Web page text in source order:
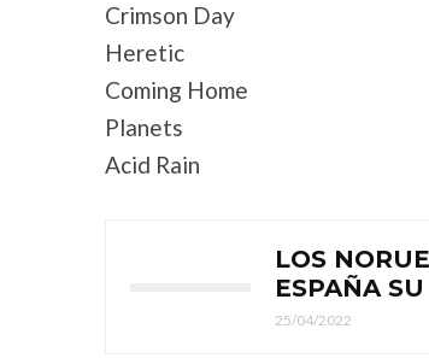
Crimson Day
Heretic
Coming Home
Planets
Acid Rain
LOS
ESPAÑA
25/04/2022